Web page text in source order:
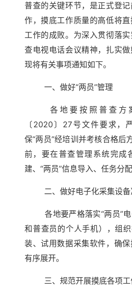
普查的关键环节，是正式登
作，摸底工作质量的高低将
工作的成败。为深入贯彻落
查电视电话会议精神，扎实做
现将有关事项通知如下。
一、做好“两员”管理
各地要按照普查方
〔2020〕 27号文件要求，
保“两员”经培训并考核合格后
前，要在普查管理系统完成
建、“两员”信息导入、任务分配
二、做好电子化采集设
各地要严格落实“两员”
和普查员的个人手机），组
装、试用数据采集软件，确
有序展开。
三、规范开展摸底各项